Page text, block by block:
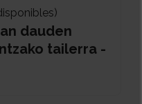
dauden
tailerra -